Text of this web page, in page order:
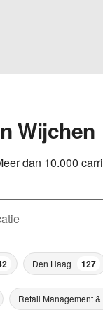
Wijchen
dan 10.000
Den Haag 127
Retail Management &